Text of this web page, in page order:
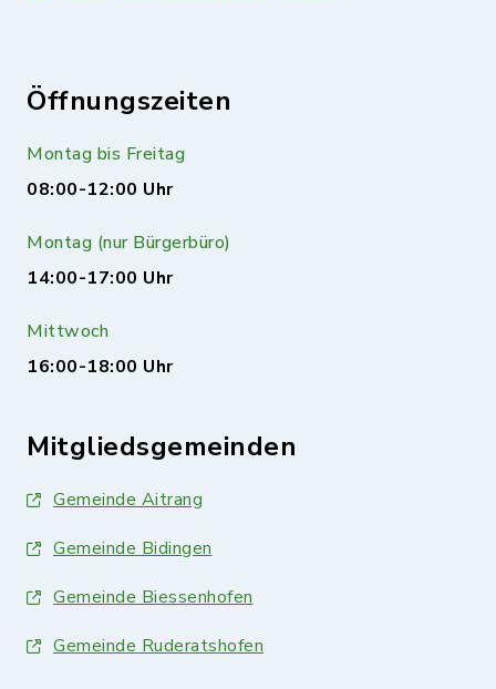
Öffnungszeiten
Montag bis Freitag
08:00-12:00 Uhr
Montag (nur Bürgerbüro)
14:00-17:00 Uhr
Mittwoch
16:00-18:00 Uhr
Mitgliedsgemeinden
Gemeinde Aitrang
Gemeinde Bidingen
Gemeinde Biessenhofen
Gemeinde Ruderatshofen